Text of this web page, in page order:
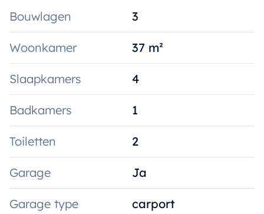
Bouwlagen 3
Woonkamer 37 m²
Slaapkamers 4
Badkamers 1
Toiletten 2
Garage Ja
Garage type carport